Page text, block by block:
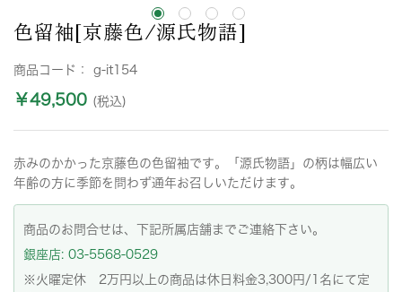
色留袖[京藤色/源氏物語]
商品コード： g-it154
￥49,500 (税込)
赤みのかかった京藤色の色留袖です。「源氏物語」の柄は幅広い
年齢の方に季節を問わず通年お召しいただけます。
商品のお問合せは、下記所属店舗までご連絡下さい。
銀座店: 03-5568-0529
※火曜定休 2万円以上の商品は休日料金3,300円/1名にて定